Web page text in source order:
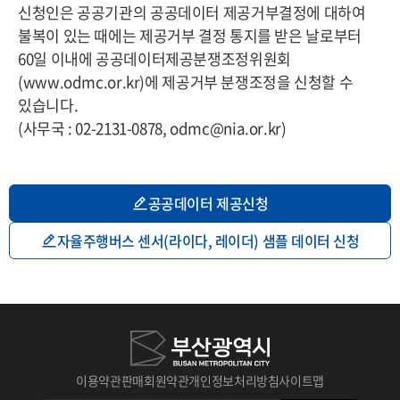
신청인은 공공기관의 공공데이터 제공거부결정에 대하여
불복이 있는 때에는 제공거부 결정 통지를 받은 날로부터
60일 이내에 공공데이터제공분쟁조정위원회
(www.odmc.or.kr)에 제공거부 분쟁조정을 신청할 수
있습니다.
(사무국 : 02-2131-0878, odmc@nia.or.kr)
공공데이터 제공신청
자율주행버스 센서(라이다, 레이더) 샘플 데이터 신청
이용약관판매회원약관개인정보처리방침사이트맵